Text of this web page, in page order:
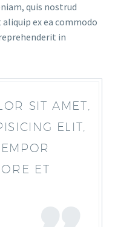
quis nostrud
ex ea commodo
in
SIT AMET,
ELIT,
ET